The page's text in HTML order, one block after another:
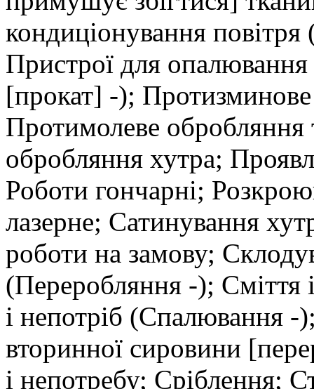
кондиціонування
Пристрої для
[прокат] -);
Протимолеве
обробляння хутра;
Роботи гончарні;
лазерне; Сатинування
роботи на замову;
(Переробляння -); Сміття
і непотріб (Спалювання -
вторинної сировини
і непотребу; Сріблення;